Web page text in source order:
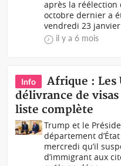
après la réélection
octobre dernier a
vendredi 23
il y a 6 mois
Info
Afrique : Les
délivrance de
liste complète
Trump et le
département
mercredi qu’il
d’immigrant aux